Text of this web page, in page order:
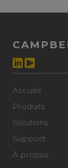
Accueil
Produits
Solutions
Support
À propos